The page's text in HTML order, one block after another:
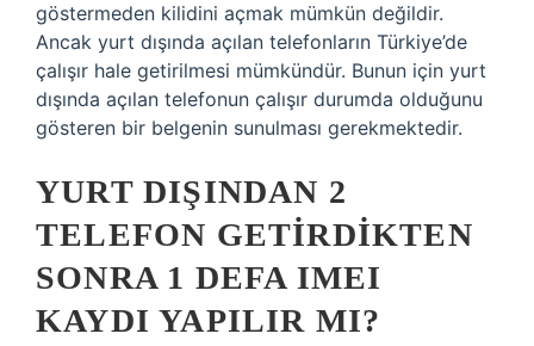
göstermeden kilidini açmak mümkün değildir.
Ancak yurt dışında açılan telefonların Türkiye’de
çalışır hale getirilmesi mümkündür. Bunun için yurt
dışında açılan telefonun çalışır durumda olduğunu
gösteren bir belgenin sunulması gerekmektedir.
YURT DIŞINDAN 2
TELEFON GETIRDIKTEN
SONRA 1 DEFA IMEI
KAYDI YAPILIR MI?